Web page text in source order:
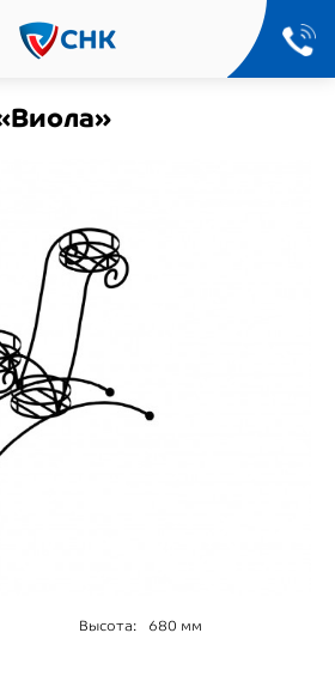
Высота: 680 мм